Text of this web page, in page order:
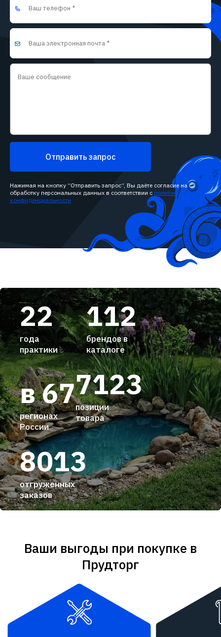
Отправить запрос
Нажимая на кнопку “Отправить запрос”, Вы даёте согласие на
обработку персональных данных в соответствии с политикой
конфиденциальности
22
года
практики
112
брендов в
каталоге
7123
позиции
товара
8013
отгруженных
заказов
в 67
регионах
России
Ваши выгоды при покупке в
Прудторг